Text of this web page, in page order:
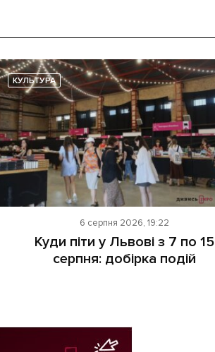
КУЛЬТУРА
6 серпня 2026, 19:22
Куди піти у Львові з 7 по 15
серпня: добірка подій